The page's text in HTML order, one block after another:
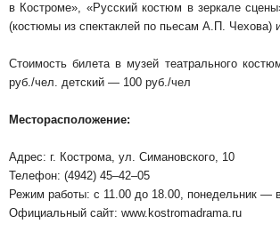
в Костроме», «Русский костюм в зеркале
(костюмы из спектаклей по пьесам А.П. Чехова)
Стоимость билета в музей театрального
руб./чел. детский — 100 руб./чел
Месторасположение:
Адрес: г. Кострома, ул. Симановского, 10
Телефон: (4942) 45‒42‒05
Режим работы: с 11.00 до 18.00, понедельник —
Официальный сайт: www.kostromadrama.ru